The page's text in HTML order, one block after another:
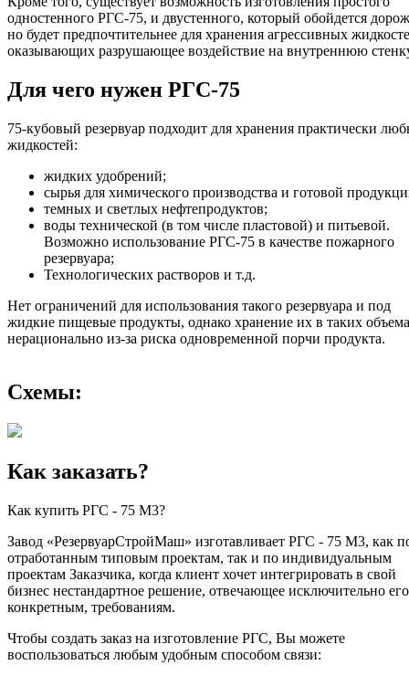
одностенного РГС-75, и двустенного, который обойдется
но будет предпочтительнее для хранения агрессивных
оказывающих разрушающее воздействие на внутреннюю
Для чего нужен РГС-75
75-кубовый резервуар подходит для хранения практически
жидкостей:
жидких удобрений;
сырья для химического производства и готовой
темных и светлых нефтепродуктов;
воды технической (в том числе пластовой) и питьевой.
Возможно использование РГС-75 в качестве пожарного
резервуара;
Технологических растворов и т.д.
Нет ограничений для использования такого резервуара и под
жидкие пищевые продукты, однако хранение их в таких
нерационально из-за риска одновременной порчи продукта.
Схемы:
Как заказать?
Как купить РГС - 75 М3?
Завод «РезервуарСтройМаш» изготавливает РГС - 75 М3, как
отработанным типовым проектам, так и по индивидуальным
проектам Заказчика, когда клиент хочет интегрировать в свой
бизнес нестандартное решение, отвечающее исключительно
конкретным, требованиям.
Чтобы создать заказ на изготовление РГС, Вы можете
воспользоваться любым удобным способом связи: